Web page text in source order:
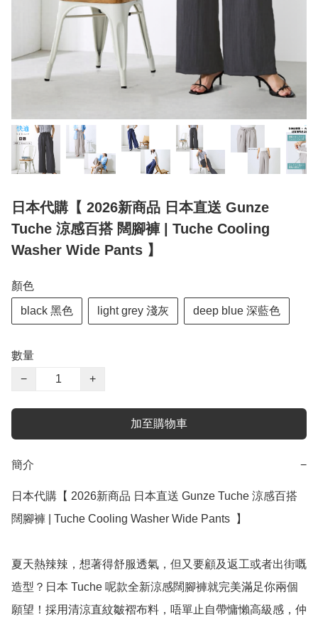
日本代購【 2026新商品 日本直送 Gunze
Tuche 涼感百搭 闊腳褲 | Tuche Cooling
Washer Wide Pants 】
顏色
black 黑色 light grey 淺灰 deep blue 深藍色
數量
−
+
加至購物車
簡介 −
日本代購【 2026新商品 日本直送 Gunze Tuche 涼感百搭
闊腳褲 | Tuche Cooling Washer Wide Pants  】
夏天熱辣辣，想著得舒服透氣，但又要顧及返工或者出街嘅
造型？日本 Tuche 呢款全新涼感闊腳褲就完美滿足你兩個
願望！採用清涼直紋皺褶布料，唔單止自帶慵懶高級感，仲